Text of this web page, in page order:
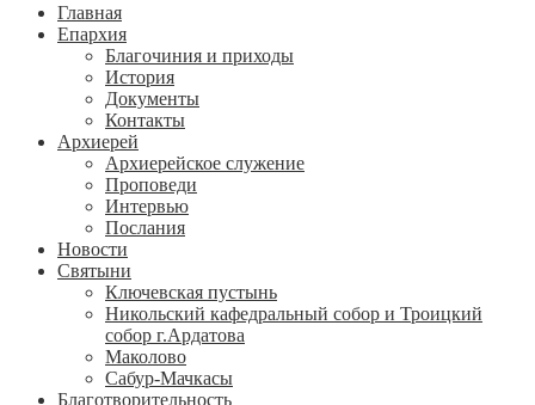
Главная
Епархия
Благочиния и приходы
История
Документы
Контакты
Архиерей
Архиерейское служение
Проповеди
Интервью
Послания
Новости
Святыни
Ключевская пустынь
Никольский кафедральный собор и Троицкий
собор г.Ардатова
Маколово
Сабур-Мачкасы
Благотворительность